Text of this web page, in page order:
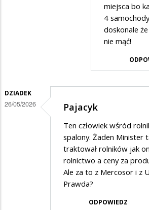
miejsca bo
4
doskonale
nie mąć!
DZIADEK
26/05/2026 Pajacyk
Ten człowiek wśród
spalony. Żaden Minister
traktował rolników jak
rolnictwo a ceny za
Ale za to z Mercosor i z
Prawda?
ODPOWIEDZ